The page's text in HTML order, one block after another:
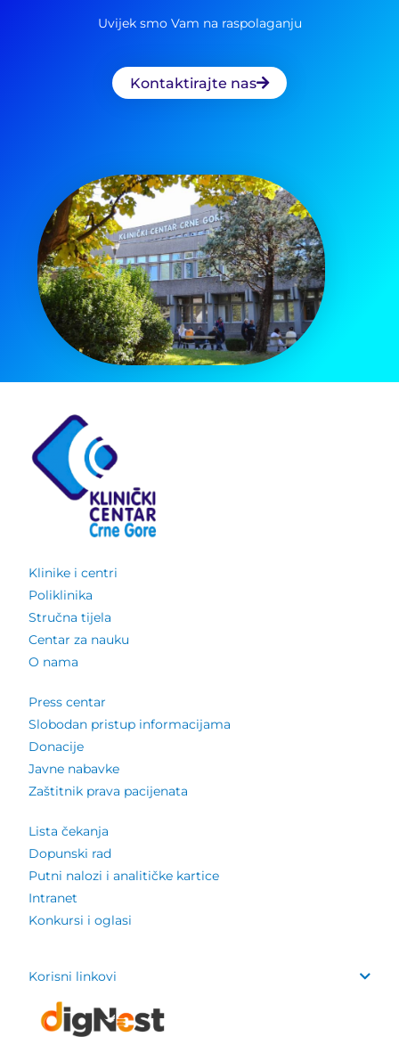
Uvijek smo Vam na raspolaganju
Kontaktirajte nas
Klinike i centri
Poliklinika
Stručna tijela
Centar za nauku
O nama
Press centar
Slobodan pristup informacijama
Donacije
Javne nabavke
Zaštitnik prava pacijenata
Lista čekanja
Dopunski rad
Putni nalozi i analitičke kartice
Intranet
Konkursi i oglasi
Korisni linkovi